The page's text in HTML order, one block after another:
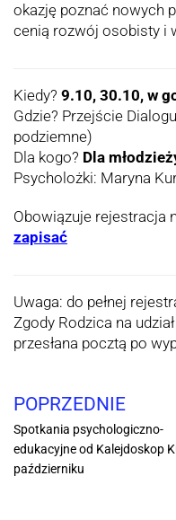
okazję poznać nowych
cenią rozwój osobisty i
Kiedy? 9.10, 30.10, w
Gdzie? Przejście
podziemne)
Dla kogo? Dla
Psycholożki: Maryna
Obowiązuje rejestracja
zapisać
Uwaga: do pełnej
Zgody Rodzica na
przesłana pocztą po
POPRZEDNIE
Spotkania psychologiczno-
edukacyjne od Kalejdoskop
październiku